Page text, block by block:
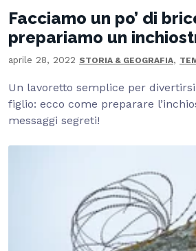
Facciamo un po’ di
prepariamo un
aprile 28, 2022 STORIA & GEOGRAFIA,
Un lavoretto semplice per
figlio: ecco come preparare
messaggi segreti!